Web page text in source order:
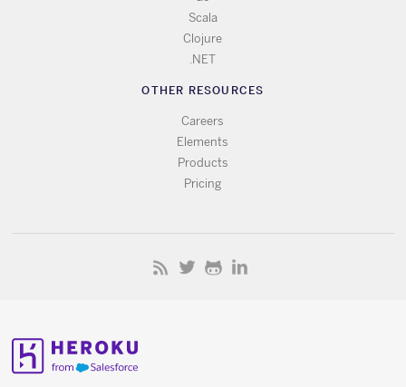
Scala
Clojure
.NET
OTHER RESOURCES
Careers
Elements
Products
Pricing